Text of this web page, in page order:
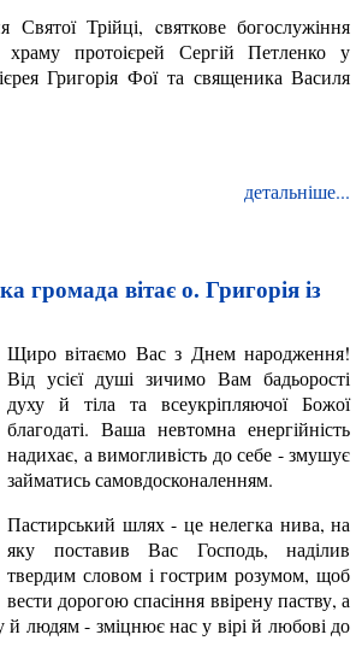
Трійці, cвяткове богослужіння
храму протоієрей Сергій Петленко у
Григорія Фої та священика Василя
детальніше...
громада вітає о. Григорія із
Щиро вітаємо Вас з Днем народження!
Від усієї душі зичимо Вам бадьорості
духу й тіла та всеукріпляючої Божої
благодаті. Ваша невтомна енергійність
надихає, а вимогливість до себе - змушує
займатись самовдосконаленням.
Пастирський шлях - це нелегка нива, на
яку поставив Вас Господь, наділив
твердим словом і гострим розумом, щоб
вести дорогою спасіння ввірену паству, а
людям - зміцнює нас у вірі й любові до